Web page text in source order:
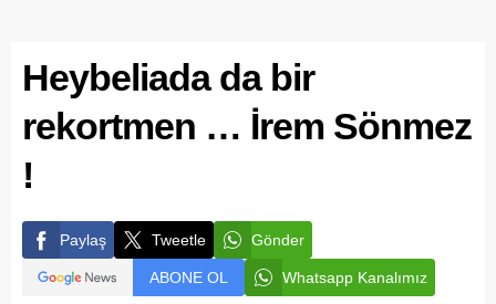
Heybeliada da bir
rekortmen … İrem Sönmez
!
Paylaş Tweetle Gönder
ABONE OL Whatsapp Kanalımız